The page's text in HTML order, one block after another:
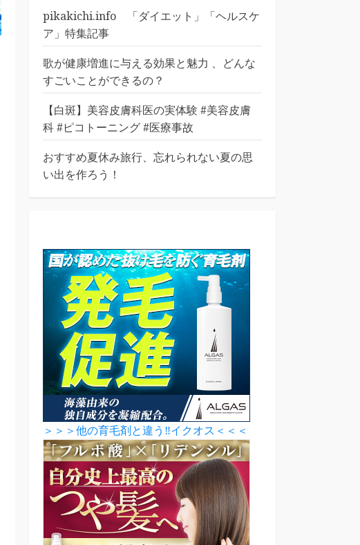
pikakichi.info 「ダイエット」「ヘルスケ
ア」特集記事
歌が健康増進に与える効果と魅力 、どんな
すごいことができるの？
【白斑】美容皮膚科医の実体験 #美容皮膚
科 #ピコトーニング #医療事故
おすすめ夏休み旅行、忘れられない夏の思
い出を作ろう！
＞＞＞他の育毛剤と違う‼イクオス＜＜＜